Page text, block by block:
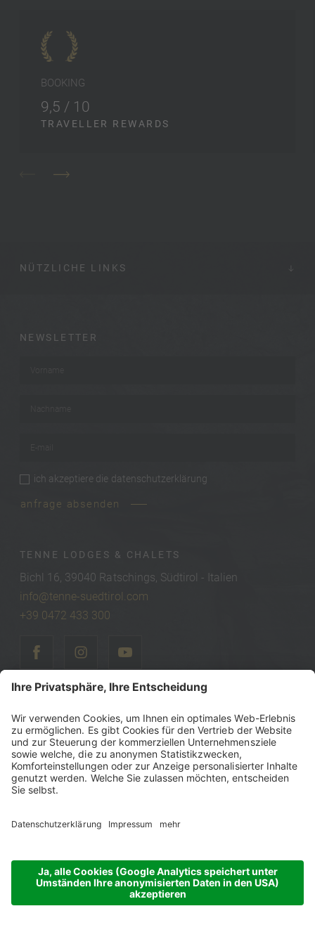
BOOKING
9,5 / 10
TRAVELLER REWARDS
NÜTZLICHE LINKS
NEWSLETTER
privacy
ich akzeptiere die datenschutzerklärung
anfrage absenden
TENNE LODGES & CHALETS
Bichl 16, 39040 Ratschings, Südtirol - Italien
info@tenne-suedtirol.com
+39 0472 433 300
©2026 Tenne Lodges & Chalets
Impressum
produced by